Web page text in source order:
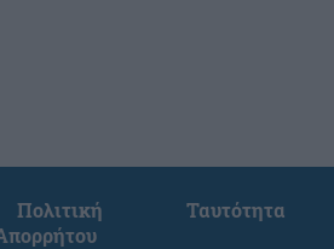
Πολιτική
Ταυτότητα